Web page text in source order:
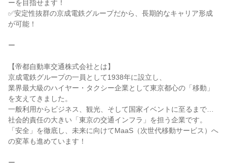
ーを目指せます！
✅安定性抜群の京成電鉄グループだから、長期的なキャリア形成
が可能！
ー
【帝都自動車交通株式会社とは】
京成電鉄グループの一員として1938年に設立し、
業界最大級のハイヤー・タクシー企業として東京都心の「移動」
を支えてきました。
一般利用からビジネス、観光、そして国家イベントに至るまで…
社会的責任の大きい「東京の交通インフラ」を担う企業です。
「安全」を徹底し、未来に向けてMaaS（次世代移動サービス）へ
の変革も進めています！
ー